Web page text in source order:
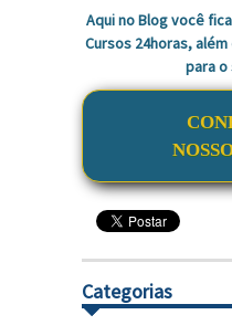
Aqui no Blog você
Cursos 24horas,
para o
Categorias